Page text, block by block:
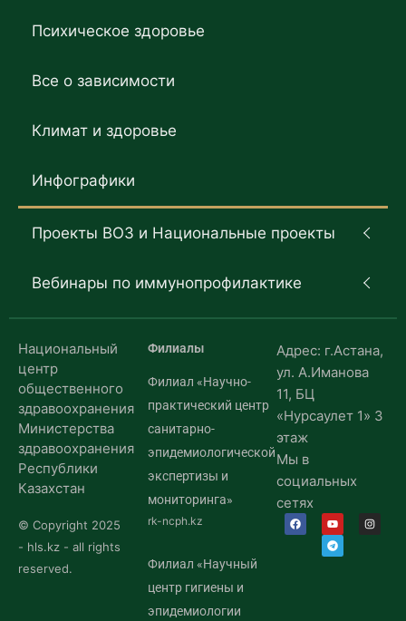
Психическое здоровье
Все о зависимости
Климат и здоровье
Инфографики
Проекты ВОЗ и Национальные проекты
Вебинары по иммунопрофилактике
Национальный
центр
общественного
здравоохранения
Министерства
здравоохранения
Республики
Казахстан
© Copyright 2025
- hls.kz - all rights
reserved.
Филиалы
Филиал «Научно-
практический центр
санитарно-
эпидемиологической
экспертизы и
мониторинга»
rk-ncph.kz
Филиал «Научный
центр гигиены и
эпидемиологии
Адрес: г.Астана,
ул. А.Иманова
11, БЦ
«Нурсаулет 1» 3
этаж
Мы в
социальных
сетях